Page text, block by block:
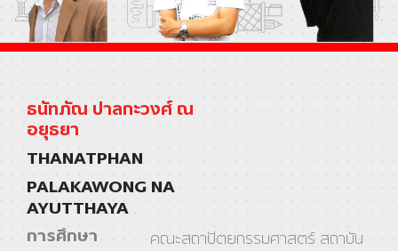
ธนัทภัณ ปาลกะวงศ์ ณ
อยุธยา
THANATPHAN
PALAKAWONG NA
AYUTTHAYA
การศึกษา
คณะสถาปัตยกรรมศาสตร์ สถาบัน